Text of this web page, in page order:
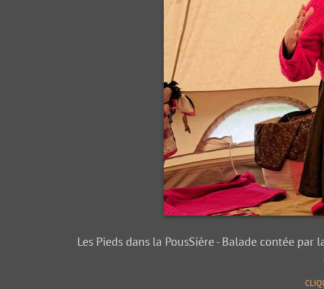
Les Pieds dans la PousSière - Balade contée